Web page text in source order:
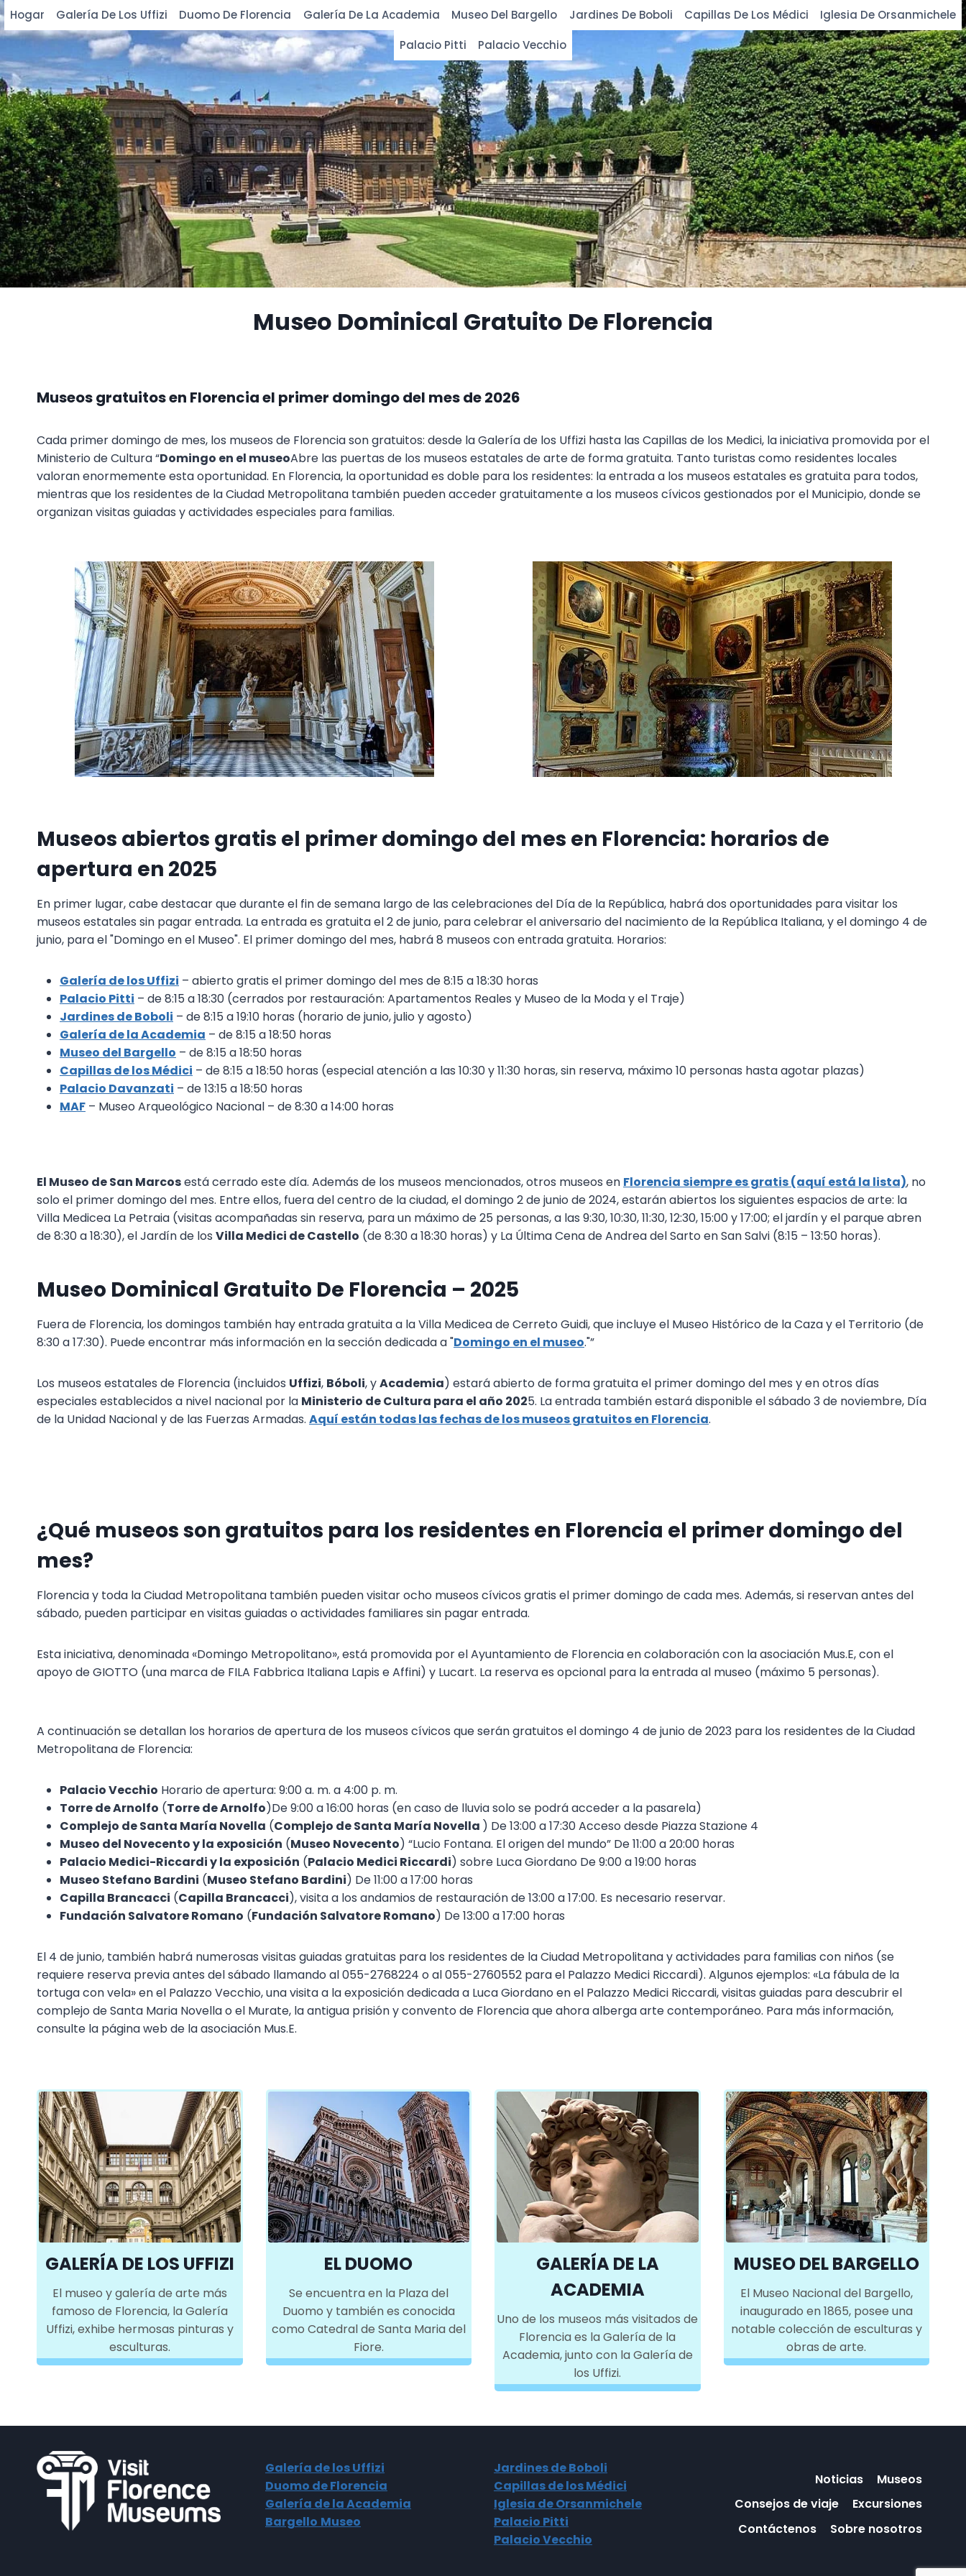
Saltar
al
contenido
Hogar Galería De Los Uffizi Duomo De Florencia Galería De La Academia Museo Del Bargello Jardines De Boboli Capillas De Los Médici
Iglesia De Orsanmichele
Palacio Pitti
Palacio Vecchio
Museo Dominical Gratuito De Florencia
Museos gratuitos en Florencia el primer domingo del mes de 2026
Cada primer domingo de mes, los museos de Florencia son gratuitos: desde la Galería de los Uffizi hasta las Capillas de los Medici, la iniciativa promovida por el
Ministerio de Cultura “Domingo en el museoAbre las puertas de los museos estatales de arte de forma gratuita. Tanto turistas como residentes locales
valoran enormemente esta oportunidad. En Florencia, la oportunidad es doble para los residentes: la entrada a los museos estatales es gratuita para todos,
mientras que los residentes de la Ciudad Metropolitana también pueden acceder gratuitamente a los museos cívicos gestionados por el Municipio, donde se
organizan visitas guiadas y actividades especiales para familias.
Museos abiertos gratis el primer domingo del mes en Florencia: horarios de
apertura en 2025
En primer lugar, cabe destacar que durante el fin de semana largo de las celebraciones del Día de la República, habrá dos oportunidades para visitar los
museos estatales sin pagar entrada. La entrada es gratuita el 2 de junio, para celebrar el aniversario del nacimiento de la República Italiana, y el domingo 4 de
junio, para el "Domingo en el Museo". El primer domingo del mes, habrá 8 museos con entrada gratuita. Horarios:
Galería de los Uffizi – abierto gratis el primer domingo del mes de 8:15 a 18:30 horas
Palacio Pitti – de 8:15 a 18:30 (cerrados por restauración: Apartamentos Reales y Museo de la Moda y el Traje)
Jardines de Boboli – de 8:15 a 19:10 horas (horario de junio, julio y agosto)
Galería de la Academia – de 8:15 a 18:50 horas
Museo del Bargello – de 8:15 a 18:50 horas
Capillas de los Médici – de 8:15 a 18:50 horas (especial atención a las 10:30 y 11:30 horas, sin reserva, máximo 10 personas hasta agotar plazas)
Palacio Davanzati – de 13:15 a 18:50 horas
MAF – Museo Arqueológico Nacional – de 8:30 a 14:00 horas
El Museo de San Marcosestá cerrado este día. Además de los museos mencionados, otros museos en Florencia siempre es gratis (aquí está la lista), no
solo el primer domingo del mes. Entre ellos, fuera del centro de la ciudad, el domingo 2 de junio de 2024, estarán abiertos los siguientes espacios de arte: la
Villa Medicea La Petraia (visitas acompañadas sin reserva, para un máximo de 25 personas, a las 9:30, 10:30, 11:30, 12:30, 15:00 y 17:00; el jardín y el parque abren
de 8:30 a 18:30), el Jardín de los Villa Medici de Castello (de 8:30 a 18:30 horas) y La Última Cena de Andrea del Sarto en San Salvi (8:15 – 13:50 horas).
Museo Dominical Gratuito De Florencia – 2025
Fuera de Florencia, los domingos también hay entrada gratuita a la Villa Medicea de Cerreto Guidi, que incluye el Museo Histórico de la Caza y el Territorio (de
8:30 a 17:30). Puede encontrar más información en la sección dedicada a "Domingo en el museo."”
Los museos estatales de Florencia (incluidos Uffizi, Bóboli, yAcademia) estará abierto de forma gratuita el primer domingo del mes y en otros días
especiales establecidos a nivel nacional por la Ministerio de Cultura para el año 2025. La entrada también estará disponible el sábado 3 de noviembre, Día
de la Unidad Nacional y de las Fuerzas Armadas. Aquí están todas las fechas de los museos gratuitos en Florencia.
¿Qué museos son gratuitos para los residentes en Florencia el primer domingo del
mes?
Florencia y toda la Ciudad Metropolitana también pueden visitar ocho museos cívicos gratis el primer domingo de cada mes. Además, si reservan antes del
sábado, pueden participar en visitas guiadas o actividades familiares sin pagar entrada.
Esta iniciativa, denominada «Domingo Metropolitano», está promovida por el Ayuntamiento de Florencia en colaboración con la asociación Mus.E, con el
apoyo de GIOTTO (una marca de FILA Fabbrica Italiana Lapis e Affini) y Lucart. La reserva es opcional para la entrada al museo (máximo 5 personas).
A continuación se detallan los horarios de apertura de los museos cívicos que serán gratuitos el domingo 4 de junio de 2023 para los residentes de la Ciudad
Metropolitana de Florencia:
Palacio Vecchio Horario de apertura: 9:00 a. m. a 4:00 p. m.
Torre de Arnolfo (Torre de Arnolfo)De 9:00 a 16:00 horas (en caso de lluvia solo se podrá acceder a la pasarela)
Complejo de Santa María Novella (Complejo de Santa María Novella ) De 13:00 a 17:30 Acceso desde Piazza Stazione 4
Museo del Novecento y la exposición (Museo Novecento) “Lucio Fontana. El origen del mundo” De 11:00 a 20:00 horas
Palacio Medici-Riccardi y la exposición (Palacio Medici Riccardi) sobre Luca Giordano De 9:00 a 19:00 horas
Museo Stefano Bardini (Museo Stefano Bardini) De 11:00 a 17:00 horas
Capilla Brancacci (Capilla Brancacci), visita a los andamios de restauración de 13:00 a 17:00. Es necesario reservar.
Fundación Salvatore Romano (Fundación Salvatore Romano) De 13:00 a 17:00 horas
El 4 de junio, también habrá numerosas visitas guiadas gratuitas para los residentes de la Ciudad Metropolitana y actividades para familias con niños (se
requiere reserva previa antes del sábado llamando al 055-2768224 o al 055-2760552 para el Palazzo Medici Riccardi). Algunos ejemplos: «La fábula de la
tortuga con vela» en el Palazzo Vecchio, una visita a la exposición dedicada a Luca Giordano en el Palazzo Medici Riccardi, visitas guiadas para descubrir el
complejo de Santa Maria Novella o el Murate, la antigua prisión y convento de Florencia que ahora alberga arte contemporáneo. Para más información,
consulte la página web de la asociación Mus.E.
GALERÍA DE LOS UFFIZI
El museo y galería de arte más
famoso de Florencia, la Galería
Uffizi, exhibe hermosas pinturas y
esculturas.
EL DUOMO
Se encuentra en la Plaza del
Duomo y también es conocida
como Catedral de Santa Maria del
Fiore.
GALERÍA DE LA
ACADEMIA
Uno de los museos más visitados de
Florencia es la Galería de la
Academia, junto con la Galería de
los Uffizi.
MUSEO DEL BARGELLO
El Museo Nacional del Bargello,
inaugurado en 1865, posee una
notable colección de esculturas y
obras de arte.
Galería de los Uffizi
Duomo de Florencia
Galería de la Academia
Bargello Museo
Jardines de Boboli
Capillas de los Médici
Iglesia de Orsanmichele
Palacio Pitti
Palacio Vecchio
Noticias
Museos
Consejos de viaje
Excursiones
Contáctenos
Sobre nosotros